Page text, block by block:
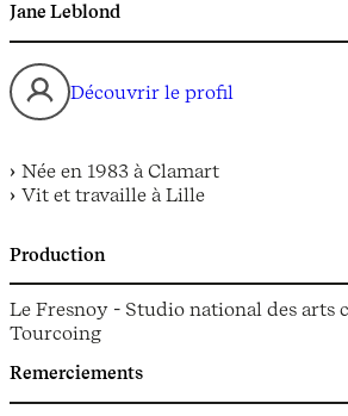
Jane Leblond
Découvrir le profil
Née en 1983 à Clamart
Vit et travaille à Lille
Production
Le Fresnoy - Studio national des arts
Tourcoing
Remerciements